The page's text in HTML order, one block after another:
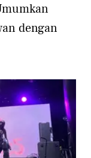
dengan